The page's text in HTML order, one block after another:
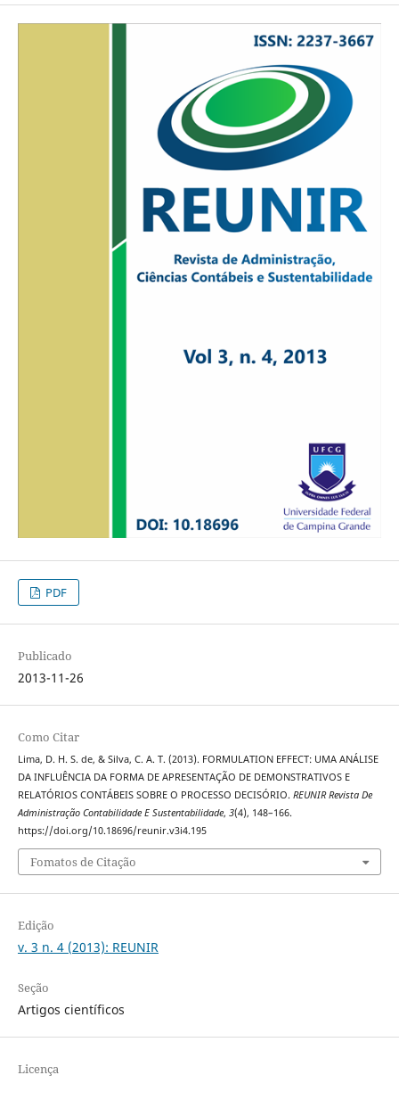
PDF
Publicado
2013-11-26
Como Citar
Lima, D. H. S. de, & Silva, C. A. T. (2013). FORMULATION EFFECT: UMA ANÁLISE
DA INFLUÊNCIA DA FORMA DE APRESENTAÇÃO DE DEMONSTRATIVOS E
RELATÓRIOS CONTÁBEIS SOBRE O PROCESSO DECISÓRIO. REUNIR Revista De
Administração Contabilidade E Sustentabilidade, 3(4), 148–166.
https://doi.org/10.18696/reunir.v3i4.195
Fomatos de Citação
Edição
v. 3 n. 4 (2013): REUNIR
Seção
Artigos científicos
Licença